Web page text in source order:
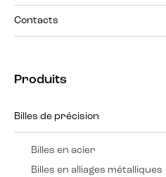
Contacts
Produits
Billes de précision
Billes en acier
Billes en alliages métalliques